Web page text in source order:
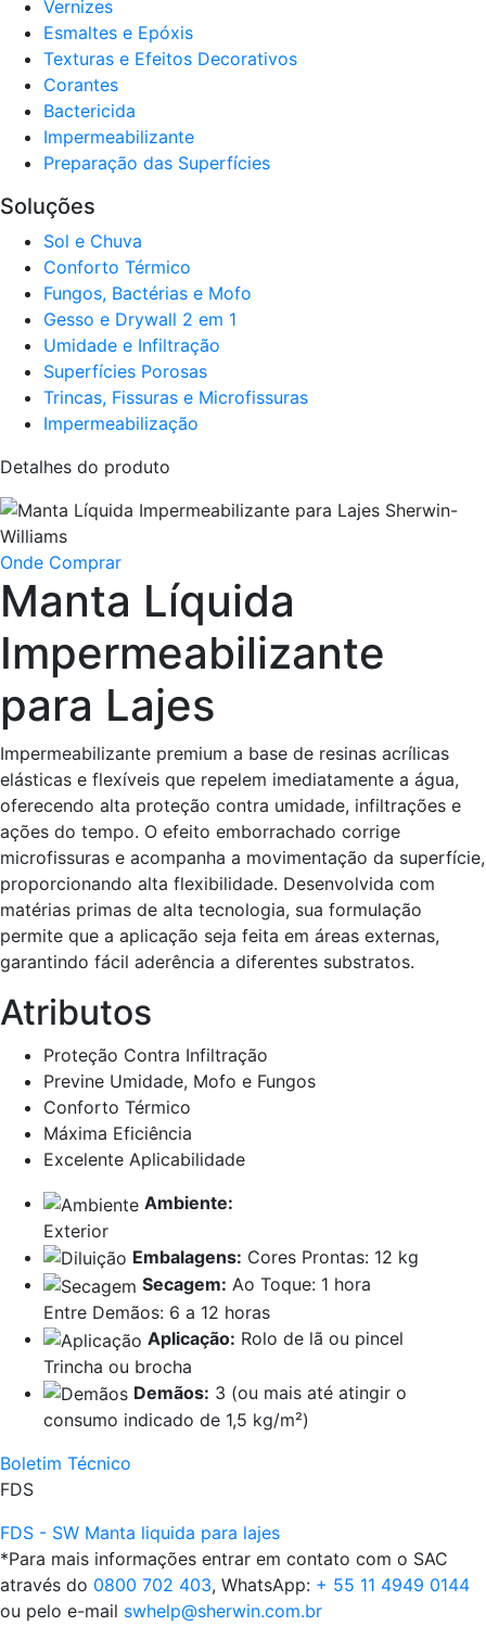
Verniz​es
Esmaltes e Epóxis
Texturas e Efeitos Decorativos
Corantes​
Bactericida
Impermeabilizante
Preparação das Superfícies
Soluções
Sol e Chuva​
Conforto Térmico​
Fungos, Bactérias e Mofo
Gesso e Drywall 2 em 1
Umidade e Infiltração
Superfícies Porosas
Trincas, Fissuras e Microfissuras
Impermeabilização
Detalhes do produto
Onde Comprar
Manta Líquida
Impermeabilizante
para Lajes
Impermeabilizante premium a base de resinas acrílicas
elásticas e flexíveis que repelem imediatamente a água,
oferecendo alta proteção contra umidade, infiltrações e
ações do tempo. O efeito emborrachado corrige
microfissuras e acompanha a movimentação da superfície,
proporcionando alta flexibilidade. Desenvolvida com
matérias primas de alta tecnologia, sua formulação
permite que a aplicação seja feita em áreas externas,
garantindo fácil aderência a diferentes substratos.
Atributos
Proteção Contra Infiltração
Previne Umidade, Mofo e Fungos
Conforto Térmico
Máxima Eficiência
Excelente Aplicabilidade
Ambiente:
Exterior
Embalagens: Cores Prontas: 12 kg
Secagem: Ao Toque: 1 hora
Entre Demãos: 6 a 12 horas
Aplicação: Rolo de lã ou pincel
Trincha ou brocha
Demãos: 3 (ou mais até atingir o
consumo indicado de 1,5 kg/m²)
Boletim Técnico
FDS
FDS - SW Manta liquida para lajes
*Para mais informações entrar em contato com o SAC
através do 0800 702 403, WhatsApp: + 55 11 4949 0144
ou pelo e-mail swhelp@sherwin.com.br